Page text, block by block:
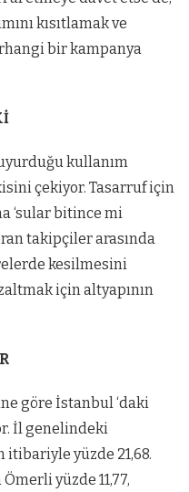
kısıtlamak ve
bir kampanya
kullanım
çekiyor. Tasarruf için
‘sular bitince mi
takipçiler arasında
kesilmesini
için altyapının
göre İstanbul ‘daki
İl genelindeki
itibariyle yüzde 21,68.
yüzde 11,77,